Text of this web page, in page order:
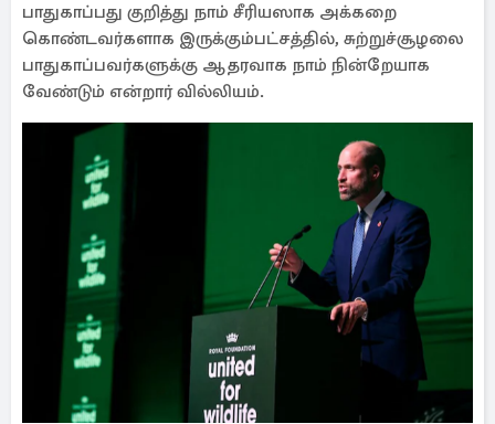
பாதுகாப்பது குறித்து நாம் சீரியஸாக அக்கறை
கொண்டவர்களாக இருக்கும்பட்சத்தில், சுற்றுச்சூழலை
பாதுகாப்பவர்களுக்கு ஆதரவாக நாம் நின்றேயாக
வேண்டும் என்றார் வில்லியம்.